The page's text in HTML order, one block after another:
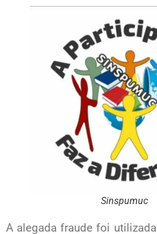
Sinspumuc
A alegada fraude foi